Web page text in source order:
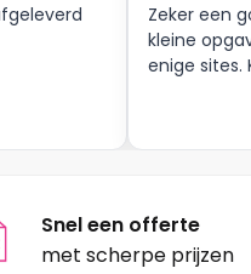
Zeker een
kleine
enige
Snel een offerte
met scherpe prijzen